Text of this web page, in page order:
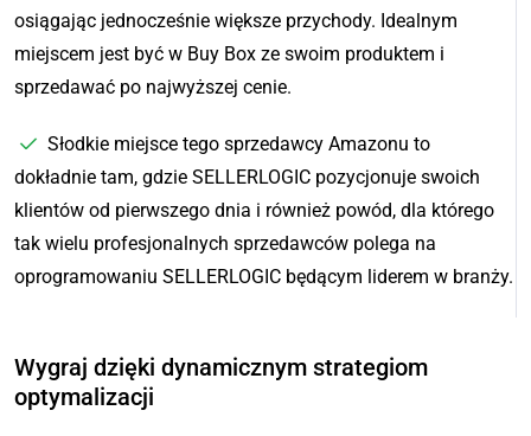
osiągając jednocześnie większe przychody. Idealnym
miejscem jest być w Buy Box ze swoim produktem i
sprzedawać po najwyższej cenie.
Słodkie miejsce tego sprzedawcy Amazonu to
dokładnie tam, gdzie SELLERLOGIC pozycjonuje swoich
klientów od pierwszego dnia i również powód, dla którego
tak wielu profesjonalnych sprzedawców polega na
oprogramowaniu SELLERLOGIC będącym liderem w branży.
Wygraj dzięki dynamicznym strategiom
optymalizacji